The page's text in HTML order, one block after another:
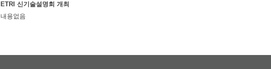
ETRI 신기술설명회 개최
내용없음